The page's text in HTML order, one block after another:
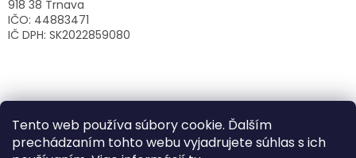
Tento web používa súbory cookie. Ďalším
prechádzaním tohto webu vyjadrujete súhlas s ich
918 38 Trnava
IČO: 44883471
IČ DPH: SK2022859080